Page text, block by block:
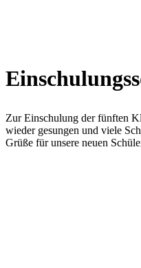
Zur Einschulung der fünften
wieder gesungen und viele
Grüße für unsere neuen